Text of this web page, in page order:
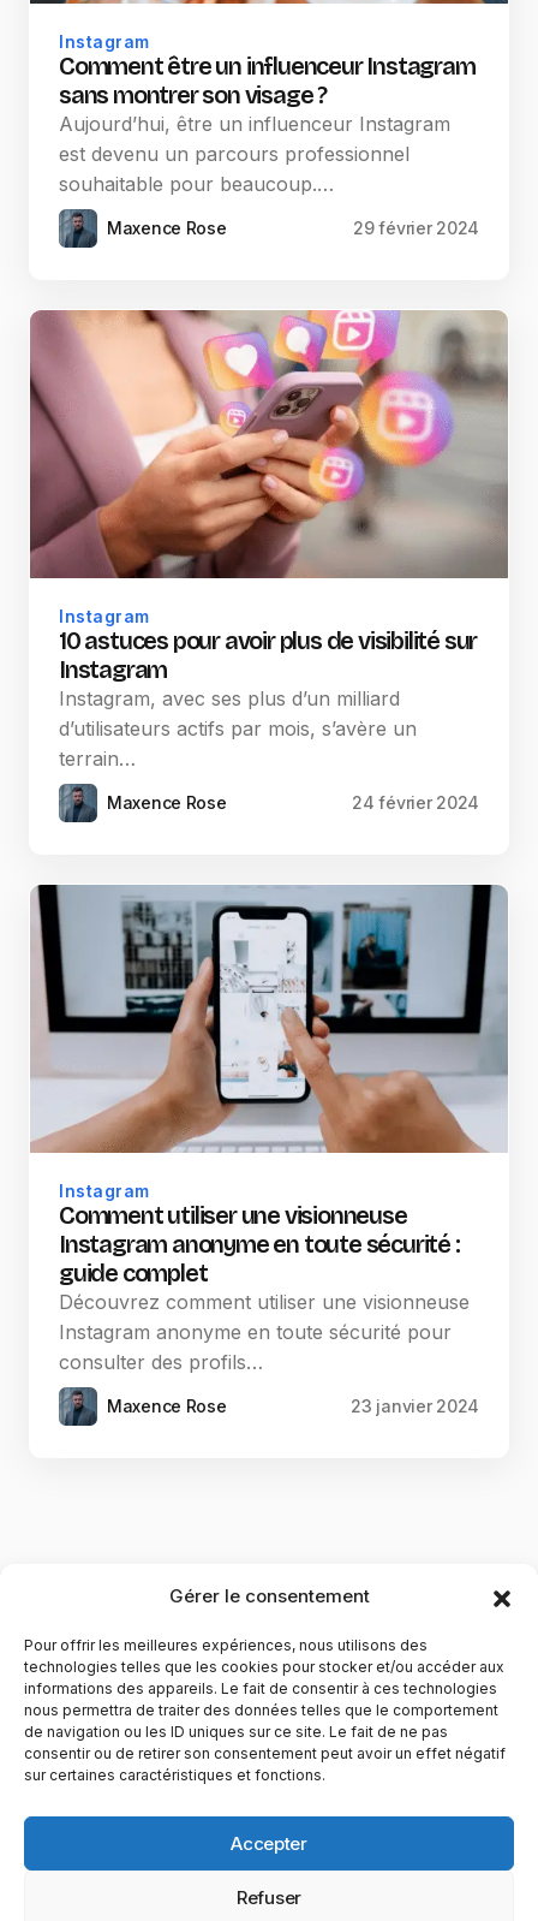
Gérer le consentement
Pour offrir les meilleures expériences, nous utilisons des
technologies telles que les cookies pour stocker et/ou accéder aux
informations des appareils. Le fait de consentir à ces technologies
nous permettra de traiter des données telles que le comportement
de navigation ou les ID uniques sur ce site. Le fait de ne pas
consentir ou de retirer son consentement peut avoir un effet négatif
sur certaines caractéristiques et fonctions.
Accepter
Refuser
Instagram
Comment être un influenceur Instagram
sans montrer son visage ?
Aujourd’hui, être un influenceur Instagram
est devenu un parcours professionnel
souhaitable pour beaucoup.…
Maxence Rose 29 février 2024
Instagram
10 astuces pour avoir plus de visibilité sur
Instagram
Instagram, avec ses plus d’un milliard
d’utilisateurs actifs par mois, s’avère un
terrain…
Maxence Rose 24 février 2024
Instagram
Comment utiliser une visionneuse
Instagram anonyme en toute sécurité :
guide complet
Découvrez comment utiliser une visionneuse
Instagram anonyme en toute sécurité pour
consulter des profils…
Maxence Rose 23 janvier 2024
YubiGeek est un média français dédié aux nouvelles
technologies, à la culture geek et au numérique. Fondé par
du web, du gaming et de la science, avec une approche